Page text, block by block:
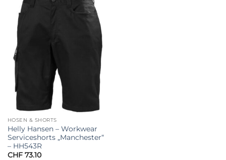
HOSEN & SHORTS
Helly Hansen – Workwear
Serviceshorts „Manchester“
– HH543R
CHF73.10